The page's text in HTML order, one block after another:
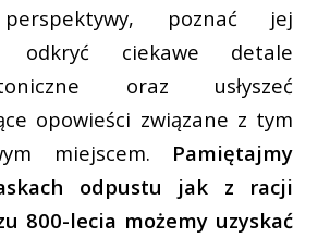
poznać jej
odkryć ciekawe detale
oraz usłyszeć
opowieści związane z tym
miejscem. Pamiętajmy
odpustu jak z racji
800-lecia możemy uzyskać